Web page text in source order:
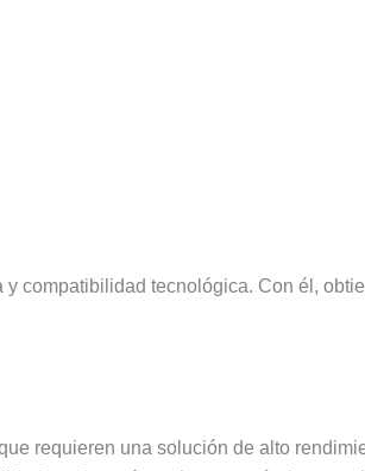
compatibilidad tecnológica. Con él,
requieren una solución de alto